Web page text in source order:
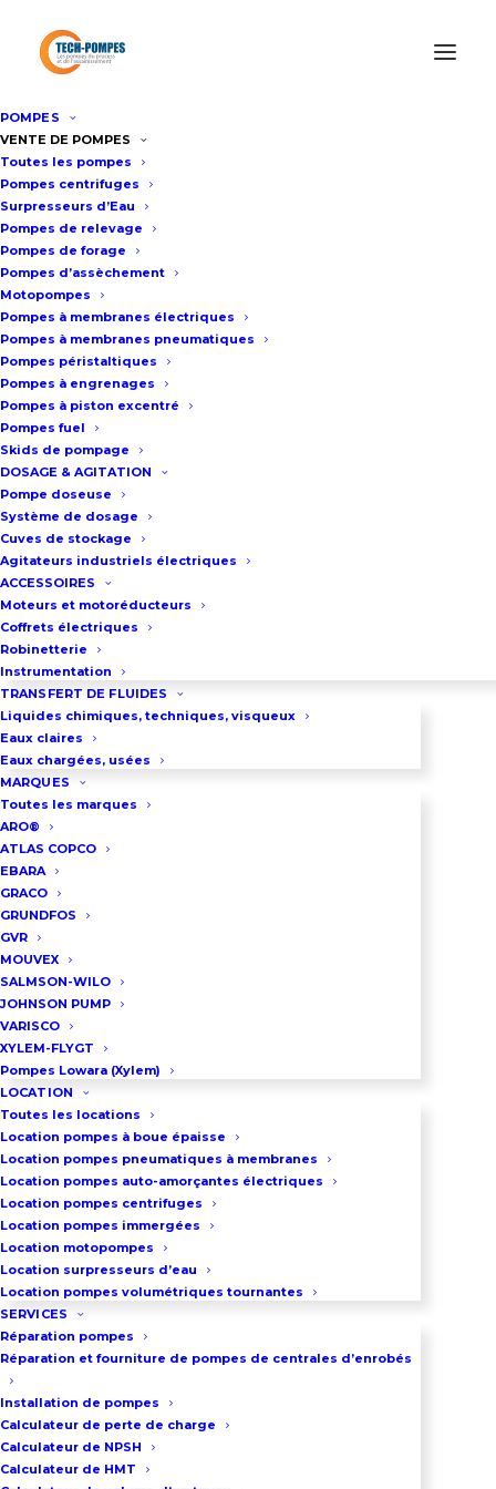
POMPES
VENTE DE POMPES
Toutes les pompes
Pompes centrifuges
Surpresseurs d’Eau
Pompes de relevage
Pompes de forage
Pompes d’assèchement
Motopompes
Pompes à membranes électriques
Pompes à membranes pneumatiques
Pompes péristaltiques
Pompes à engrenages
Pompes à piston excentré
Pompes fuel
Skids de pompage
DOSAGE & AGITATION
Pompe doseuse
Système de dosage
Cuves de stockage
Agitateurs industriels électriques
ACCESSOIRES
Moteurs et motoréducteurs
Coffrets électriques
Robinetterie
Instrumentation
TRANSFERT DE FLUIDES
Liquides chimiques, techniques, visqueux
Eaux claires
Eaux chargées, usées
MARQUES
Toutes les marques
ARO®
ATLAS COPCO
EBARA
GRACO
GRUNDFOS
GVR
MOUVEX
SALMSON-WILO
JOHNSON PUMP
VARISCO
XYLEM-FLYGT
Pompes Lowara (Xylem)
LOCATION
Toutes les locations
Location pompes à boue épaisse
Location pompes pneumatiques à membranes
Location pompes auto-amorçantes électriques
Location pompes centrifuges
Location pompes immergées
Location motopompes
Location surpresseurs d’eau
Location pompes volumétriques tournantes
SERVICES
Réparation pompes
Réparation et fourniture de pompes de centrales d’enrobés
Installation de pompes
Calculateur de perte de charge
Calculateur de NPSH
Calculateur de HMT
Accueil /La pompe péristaltique industrielle
péristaltique PHD80
Pompe péristaltique PHD80
Fiche technique
Débit : 6.6 m3/heure à 19.8
Vitesse : 10 tr/minute à 30 tr/minute
Pression : Jusqu’à 15 bar
Raccordement : Par brides DN80
PN10/16